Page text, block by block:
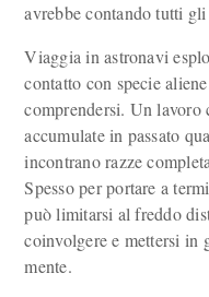
avrebbe contando tutti
Viaggia in astronavi
contatto con specie
comprendersi. Un lavoro
accumulate in passato
incontrano razze
Spesso per portare a
può limitarsi al freddo
coinvolgere e mettersi in
mente.